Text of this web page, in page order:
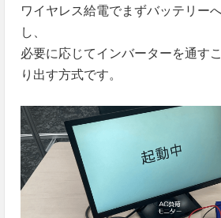
ワイヤレス給電でまずバッテリー
し、
必要に応じてインバーターを通す
り出す方式です。